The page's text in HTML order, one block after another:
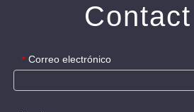
* Correo electrónico